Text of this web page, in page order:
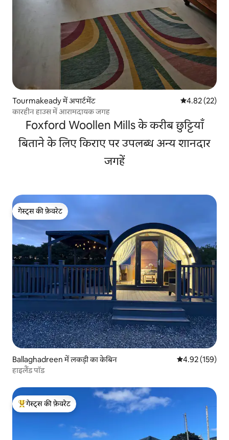
Tourmakeady में अपार्टमेंट औसत रेटिंग 5 में
4.82 (22)
कारहीन हाउस में आरामदायक जगह
Foxford Woollen Mills के करीब छुट्टियाँ
बिताने के लिए किराए पर उपलब्ध अन्य शानदार
जगहें
गेस्ट्स की फ़ेवरेट
गेस्ट्स की फ़ेवरेट
Ballaghadreen में लकड़ी का केबिन औसत रेटिंग 5 में से
4.92 (159)
हाइलैंड पॉड
गेस्ट्स का टॉप फ़ेवरेट
गेस्ट्स की फ़ेवरेट